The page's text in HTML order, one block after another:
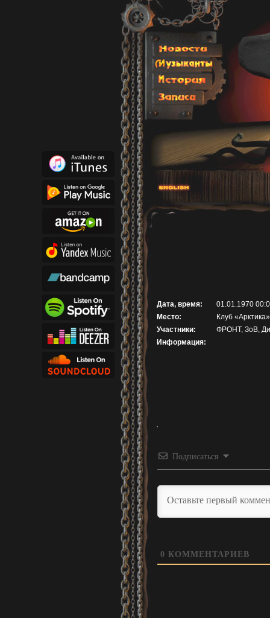
Дата, время:
01.01.1970
Место:
Клуб
Участники:
ФРОНТ, ЗоВ,
Информация:
Подписаться
0 КОММЕНТАРИЕВ